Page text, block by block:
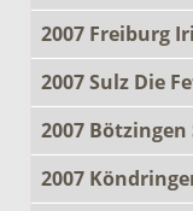
2007 Freiburg
2007 Sulz Die
2007
2007